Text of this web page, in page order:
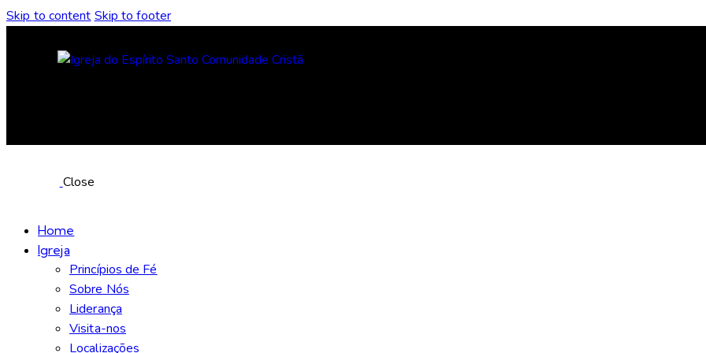
Skip to content Skip to footer
Close
Home
Igreja
Princípios de Fé
Sobre Nós
Liderança
Visita-nos
Localizações